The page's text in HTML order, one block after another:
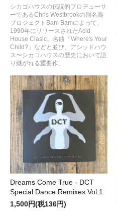
シカゴハウスの伝説的プロデューサ
ーであるChris Westbrookの別名義
プロジェクトBam Bamによって、
1990年にリリースされたAcid
House Clasic。名曲「Where's Your
Child?」などと並び、アシッドハウ
ス〜シカゴハウスの歴史において語
り継がれる重要作。
Dreams Come True - DCT
Special Dance Remixes Vol.1
1,500円(税136円)